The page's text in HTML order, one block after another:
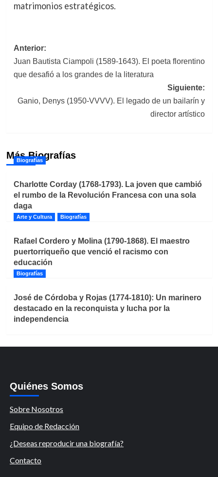
matrimonios estratégicos.
Navegación
de
entradas
Anterior:
Juan Bautista Ciampoli (1589-1643). El poeta florentino
que desafió a los grandes de la literatura
Siguiente:
Ganio, Denys (1950-VVVV). El legado de un bailarín y
director artístico
Más Biografías
Biografías
Charlotte Corday (1768-1793). La joven que cambió
el rumbo de la Revolución Francesa con una sola
daga
Arte y Cultura Biografías
Rafael Cordero y Molina (1790-1868). El maestro
puertorriqueño que venció el racismo con
educación
Biografías
José de Córdoba y Rojas (1774-1810): Un marinero
destacado en la reconquista y lucha por la
independencia
Quiénes Somos
Sobre Nosotros
Equipo de Redacción
¿Deseas reproducir una biografía?
Contacto